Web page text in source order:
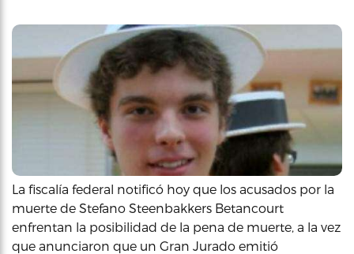
La fiscalía federal notificó hoy que los acusados por la
muerte de Stefano Steenbakkers Betancourt
enfrentan la posibilidad de la pena de muerte, a la vez
que anunciaron que un Gran Jurado emitió